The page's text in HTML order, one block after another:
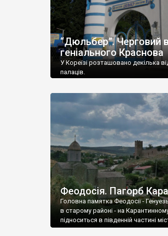
“Дюльбер”. Черговий
геніального Краснова
У Кореїзі розташовано декілька
палаців.
Феодосія. Пагорб
Головна памятка Феодосії -
в старому районі - на
підноситься в південній частині